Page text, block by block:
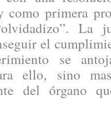
como primera
La
el
se
ello, sino
del órgano